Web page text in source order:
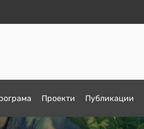
Проекти Публикации